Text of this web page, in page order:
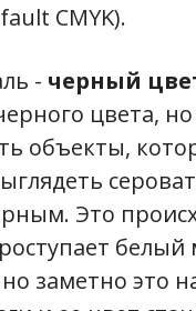
CMYK).
- черный
цвета,
объекты,
Это
заметно это